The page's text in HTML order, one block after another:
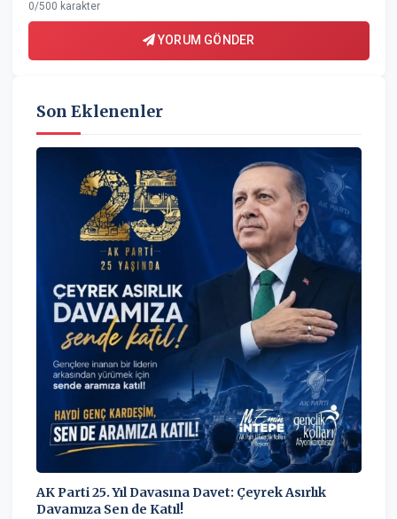
0/500 karakter
YORUM GÖNDER
Son Eklenenler
AK Parti 25. Yıl Davasına Davet: Çeyrek Asırlık
Davamıza Sen de Katıl!